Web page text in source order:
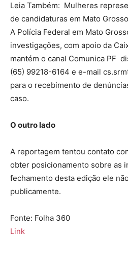
Leia Também: Mulheres
de candidaturas em Mato Grosso
A Polícia Federal em Mato
investigações, com apoio da
mantém o canal Comunica PF
(65) 99218-6164 e e-mail
para o recebimento de
caso.
O outro lado
A reportagem tentou contato
obter posicionamento sobre as
fechamento desta edição ele
publicamente.
Fonte: Folha 360
Link